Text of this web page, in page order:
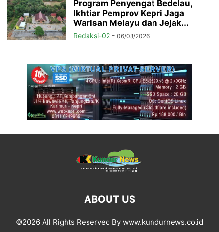
Program Penyengat Bedelau,
Ikhtiar Pemprov Kepri Jaga
Warisan Melayu dan Jejak...
Redaksi-02 - 06/08/2026
ABOUT US
©2026 All Rights Reserved By www.kundurnews.co.id